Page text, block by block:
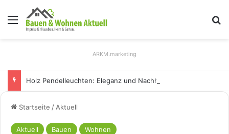
Menü
ARKM.marketing
Startseite / Aktuell
Aktuell Bauen Wohnen